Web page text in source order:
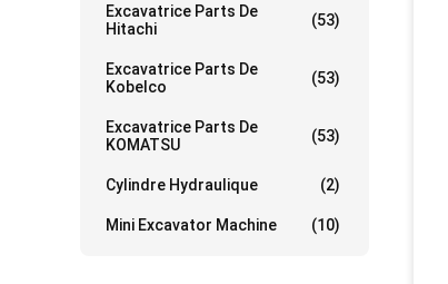
Excavatrice Parts De
Hitachi
(53)
Excavatrice Parts De
Kobelco
(53)
Excavatrice Parts De
KOMATSU
(53)
Cylindre Hydraulique (2)
Mini Excavator Machine (10)